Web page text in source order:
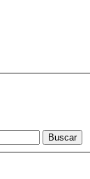
Buscar